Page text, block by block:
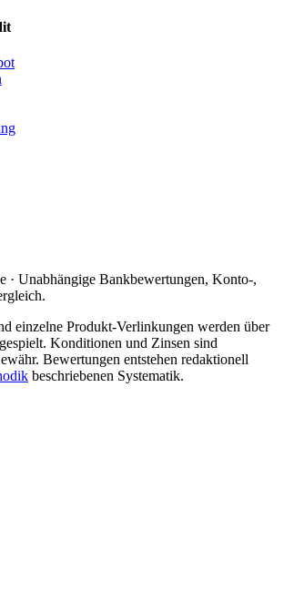
· Unabhängige Bankbewertungen, Konto-,
einzelne Produkt-Verlinkungen werden über
Konditionen und Zinsen sind
Bewertungen entstehen redaktionell
beschriebenen Systematik.